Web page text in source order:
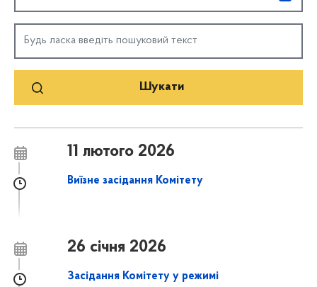
11 лютого 2026
Виїзне засідання Комітету
26 січня 2026
Засідання Комітету у режимі